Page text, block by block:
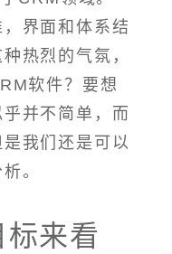
界面和体系结
热烈的气氛，
软件？要想
并不简单，而
我们还是可以
。
来看